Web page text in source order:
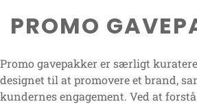
PROMO
Promo gavepakker er særligt
designet til at promovere et brand,
kundernes engagement. Ved at